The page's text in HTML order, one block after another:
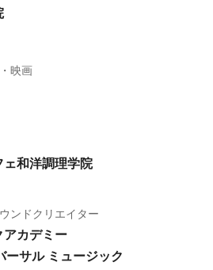
映画
和洋調理学院
ンドクリエイター
アカデミー
ーサル ミュージック